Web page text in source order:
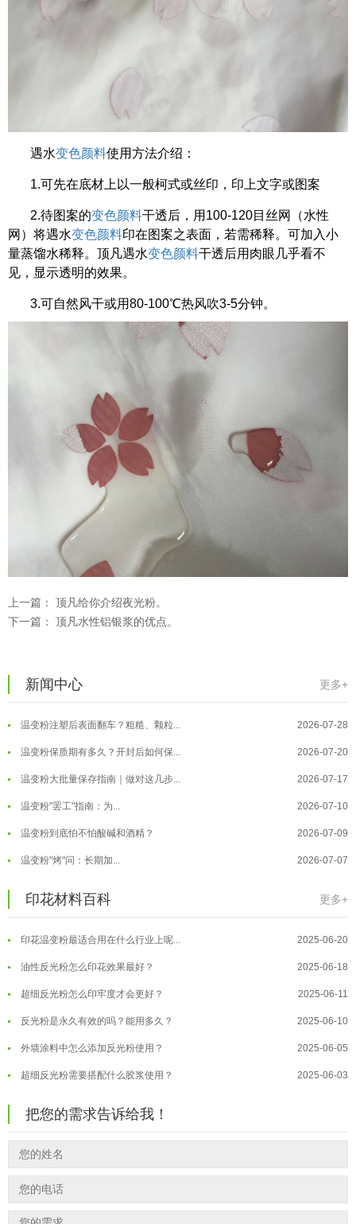
遇水变色颜料使用方法介绍：
1.可先在底材上以一般柯式或丝印，印上文字或图案
2.待图案的变色颜料干透后，用100-120目丝网（水性
网）将遇水变色颜料印在图案之表面，若需稀释。可加入小
量蒸馏水稀释。顶凡遇水变色颜料干透后用肉眼几乎看不
见，显示透明的效果。
3.可自然风干或用80-100℃热风吹3-5分钟。
上一篇： 顶凡给你介绍夜光粉。
下一篇： 顶凡水性铝银浆的优点。
新闻中心 更多+
温变粉适合做热变还是冷变？ 2026-08-04
温变粉注塑后表面翻车？粗糙、颗粒... 2026-07-28
温变粉保质期有多久？开封后如何保... 2026-07-20
温变粉大批量保存指南｜做对这几步... 2026-07-17
温变粉"罢工"指南：为... 2026-07-10
温变粉到底怕不怕酸碱和酒精？ 2026-07-09
温变粉"烤"问：长期加... 2026-07-07
夜间安全卫士：丝印反光粉搭配全攻... 2026-01-20
温变粉可以做防伪标签、温变防伪吗... 2026-08-05
温变粉适合做热变还是冷变？ 2026-08-04
温变粉注塑后表面翻车？粗糙、颗粒... 2026-07-28
温变粉保质期有多久？开封后如何保... 2026-07-20
温变粉大批量保存指南｜做对这几步... 2026-07-17
温变粉"罢工"指南：为... 2026-07-10
温变粉"烤"问：长期加...
温变粉耐温真相：注塑"高温炼...
夜间安全卫士：丝印反光粉搭配全攻... 2026-01-20
印花材料百科 更多+
反光粉太久不用结块要怎么处理？ 2025-07-11
印花温变粉最适合用在什么行业上呢... 2025-06-20
油性反光粉怎么印花效果最好？ 2025-06-18
超细反光粉怎么印牢度才会更好？ 2025-06-11
反光粉是永久有效的吗？能用多久？ 2025-06-10
外墙涂料中怎么添加反光粉使用？ 2025-06-05
超细反光粉需要搭配什么胶浆使用？ 2025-06-03
反光粉可以混合其他颜料一起使用吗...
温变粉丝印到底用多少目网版？这篇...
反光粉太久不用结块要怎么处理？ 2025-07-11
印花温变粉最适合用在什么行业上呢... 2025-06-20
把您的需求告诉给我！